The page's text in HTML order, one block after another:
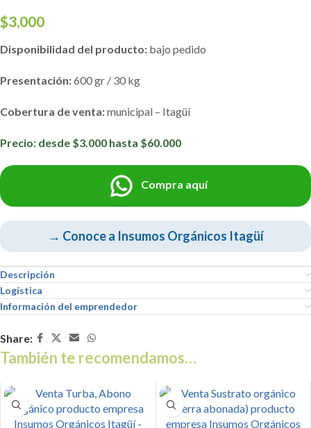
$3,000
Disponibilidad del producto: bajo pedido
Presentación:600 gr / 30 kg
Cobertura de venta:municipal – Itagüí
Precio: desde $3.000 hasta $60.000
Compra aquí
→ Conoce a Insumos Orgánicos Itagüí
Descripción
Logística
Información del emprendedor
Share:
También te recomendamos…